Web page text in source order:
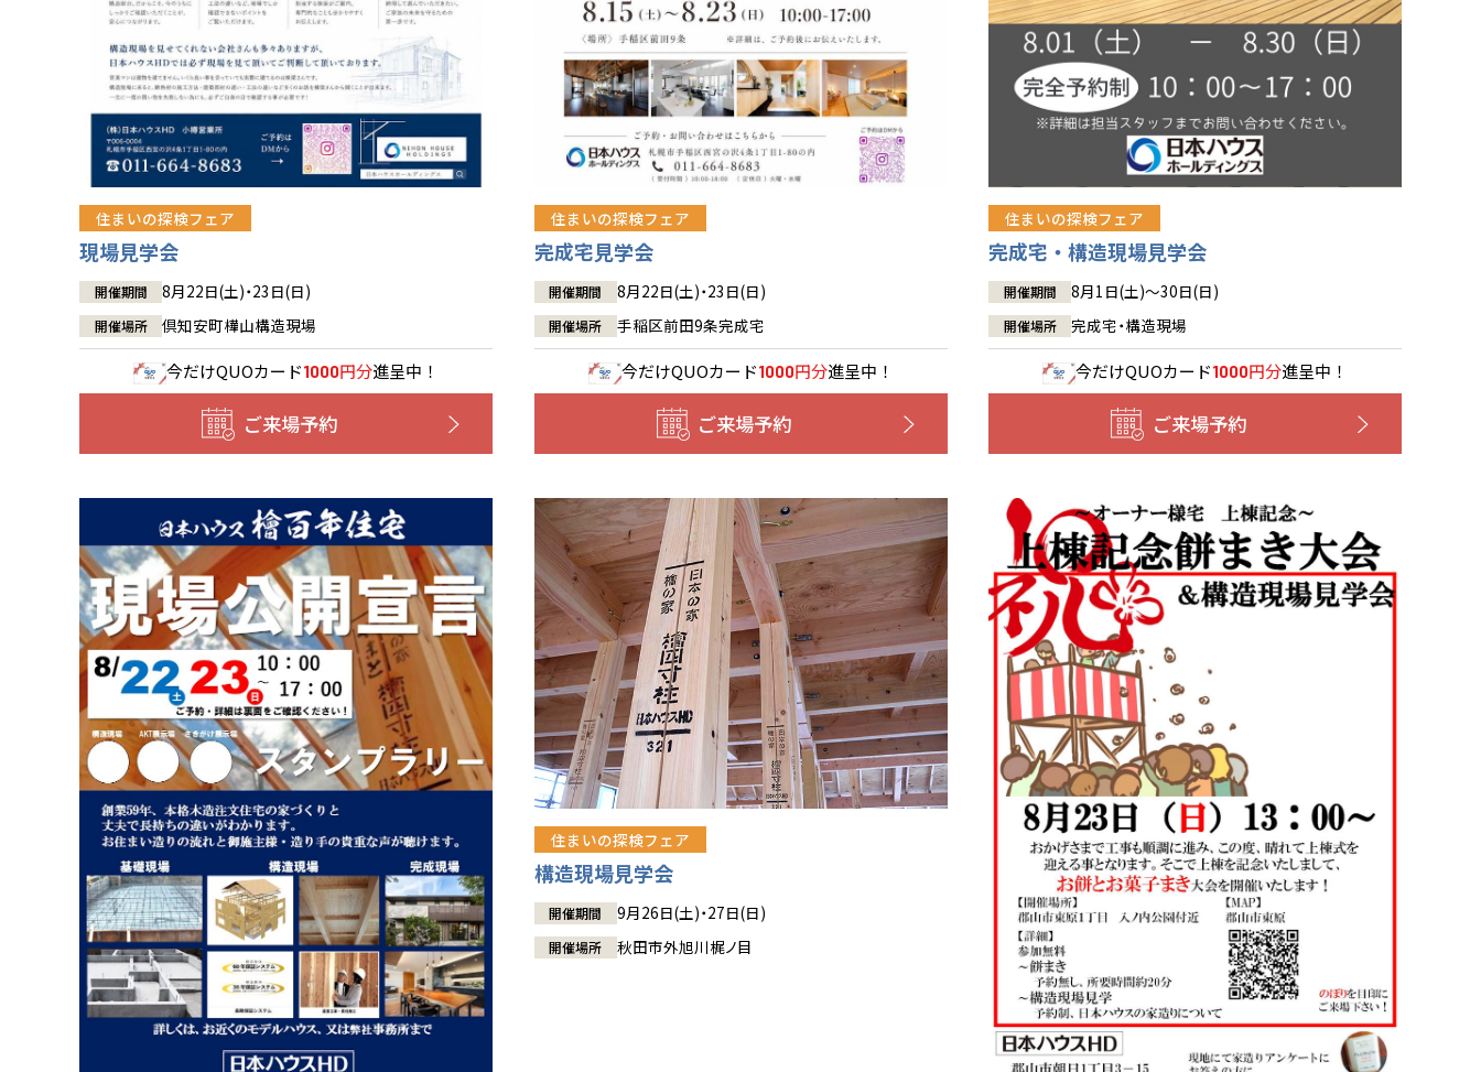
住まいの探検フェア
現場見学会
開催期間 8月22日(土)・23日(日)
開催場所 倶知安町樺山構造現場
今だけQUOカード1000円分進呈中！
ご来場予約
住まいの探検フェア
完成宅見学会
開催期間 8月22日(土)・23日(日)
開催場所 手稲区前田9条完成宅
今だけQUOカード1000円分進呈中！
ご来場予約
住まいの探検フェア
完成宅・構造現場見学会
開催期間 8月1日(土)～30日(日)
開催場所 完成宅・構造現場
今だけQUOカード1000円分進呈中！
ご来場予約
住まいの探検フェア
構造現場見学会
開催期間 9月26日(土)・27日(日)
開催場所 秋田市外旭川梶ノ目